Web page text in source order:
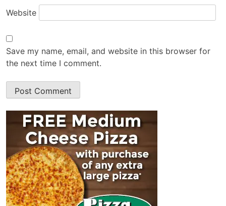
Website
Save my name, email, and website in this browser for
the next time I comment.